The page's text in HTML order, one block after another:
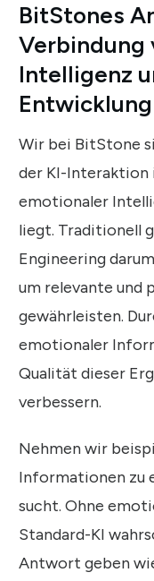
BitStones
Verbindung
Intelligenz
Entwicklung
Wir bei BitStone
der KI-Interaktion
emotionaler
liegt. Traditionell
Engineering
um relevante und
gewährleisten.
emotionaler
Qualität dieser
verbessern.
Nehmen wir
Informationen zu
sucht. Ohne
Standard-KI
Antwort geben